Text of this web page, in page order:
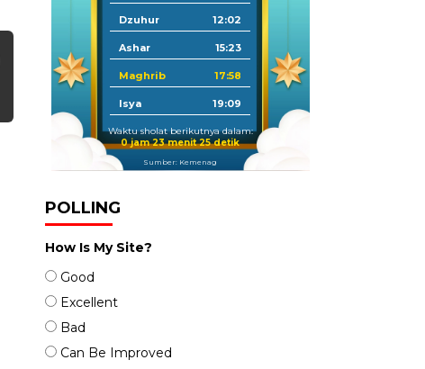
Dzuhur 12:02
Ashar 15:23
Maghrib 17:58
Isya 19:09
Waktu sholat berikutnya dalam:
0 jam 23 menit 23 detik
Sumber: Kemenag
POLLING
How Is My Site?
Good
Excellent
Bad
Can Be Improved